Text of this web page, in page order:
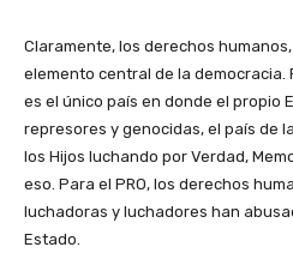
Claramente, los derechos humanos,
elemento central de la democracia.
es el único país en donde el propio
represores y genocidas, el país de
los Hijos luchando por Verdad,
eso. Para el PRO, los derechos
luchadoras y luchadores han
Estado.